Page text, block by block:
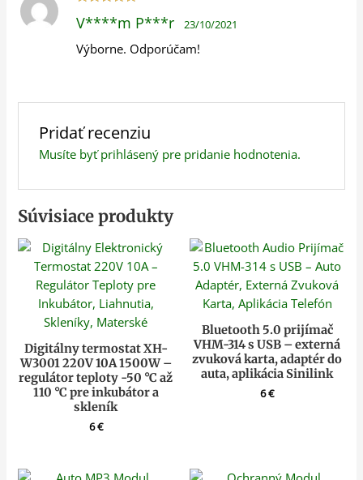
5z 5
V****m P***r 23/10/2021
Výborne. Odporúčam!
Pridať recenziu
Musíte byťprihlásenýpre pridanie hodnotenia.
Súvisiace produkty
Digitálny termostat XH-
W3001 220V 10A 1500W –
regulátor teploty -50 °C až
110 °C pre inkubátor a
skleník
6€
Bluetooth 5.0 prijímač
VHM-314 s USB – externá
zvuková karta, adaptér do
auta, aplikácia Sinilink
6€